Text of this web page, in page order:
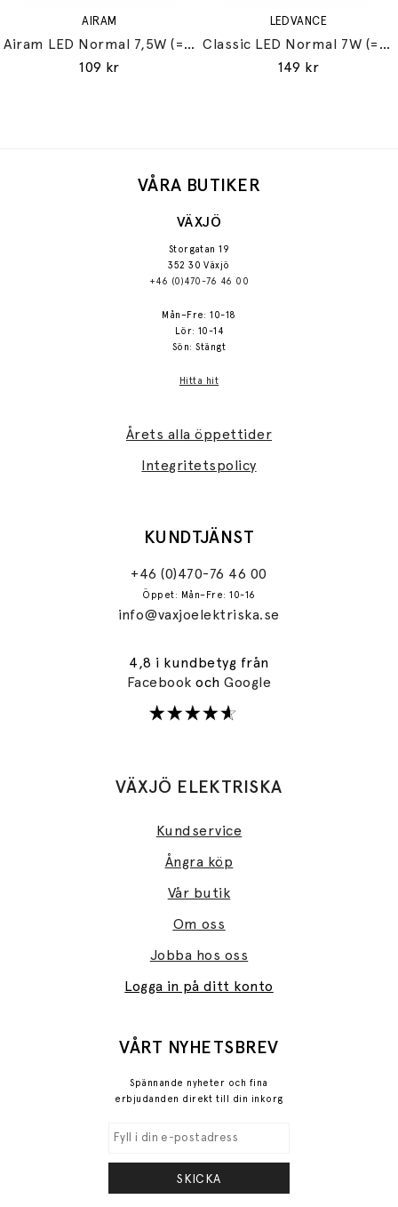
AIRAM
Airam LED Normal 7,5W (=60W) E27
109 kr
LEDVANCE
Classic LED Normal 7W (=60W) E27
149 kr
VÅRA BUTIKER
VÄXJÖ
Storgatan 19
352 30 Växjö
+46 (0)470-76 46 00
Mån–Fre: 10-18
Lör: 10-14
Sön: Stängt
Hitta hit
Årets alla öppettider
Integritetspolicy
KUNDTJÄNST
+46 (0)470-76 46 00
Öppet: Mån–Fre: 10-16
info@vaxjoelektriska.se
4,8 i kundbetyg från
FacebookochGoogle
VÄXJÖ ELEKTRISKA
Kundservice
Ångra köp
Vår butik
Om oss
Jobba hos oss
Logga in på ditt konto
VÅRT NYHETSBREV
Spännande nyheter och fina
erbjudanden direkt till din inkorg
SKICKA